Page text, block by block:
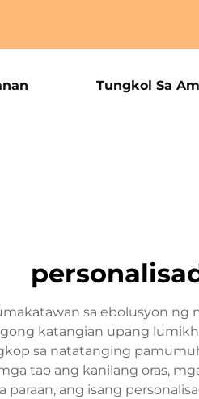
Tungkol Sa
sa ebolusyon ng
katangian upang
sa natatanging
tao ang kanilang oras,
paraan, ang isang